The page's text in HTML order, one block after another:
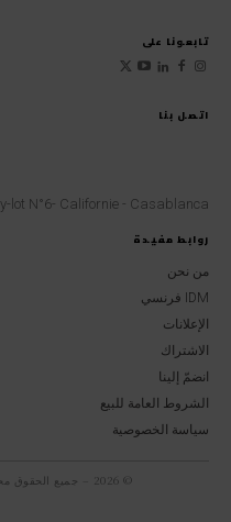
روابط مفيدة
من نحن
IDM فرنسي
الإعلانات
الاشتراك
انضمّ إلينا
الشروط العامة للبيع
سياسة الخصوصية
اتصل بنا
lot N°6- Californie - Casablanca
تابعونا على
© 2026 – جميع الحقوق محفوظة، مجموعة إندوستريكوم